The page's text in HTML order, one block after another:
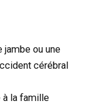
jambe ou une
cérébral
à la famille